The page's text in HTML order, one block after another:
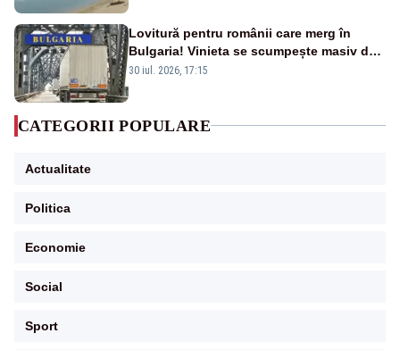
Lovitură pentru românii care merg în
Bulgaria! Vinieta se scumpește masiv de
la 1 august
30 iul. 2026, 17:15
CATEGORII POPULARE
Actualitate
Politica
Economie
Social
Sport